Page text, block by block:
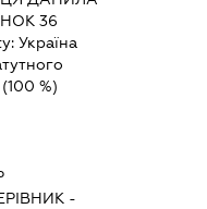
36
Україна
(100 %)
-